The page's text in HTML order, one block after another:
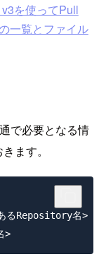
を使ってPull
一覧とファイル
で必要となる情
ます。
るRepository名>